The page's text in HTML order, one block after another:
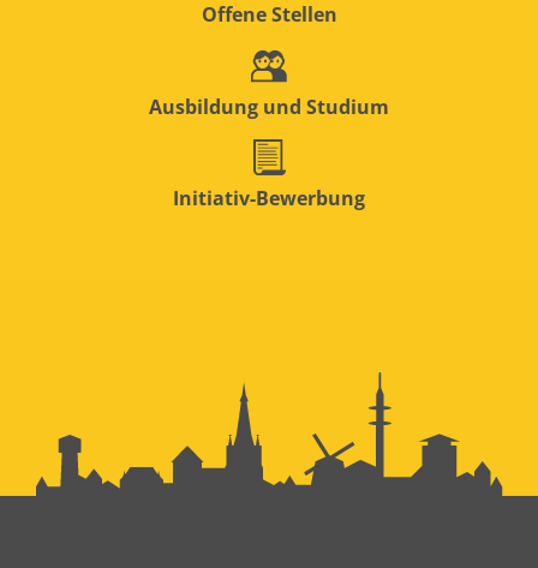
Offene Stellen
Ausbildung und Studium
Initiativ-Bewerbung